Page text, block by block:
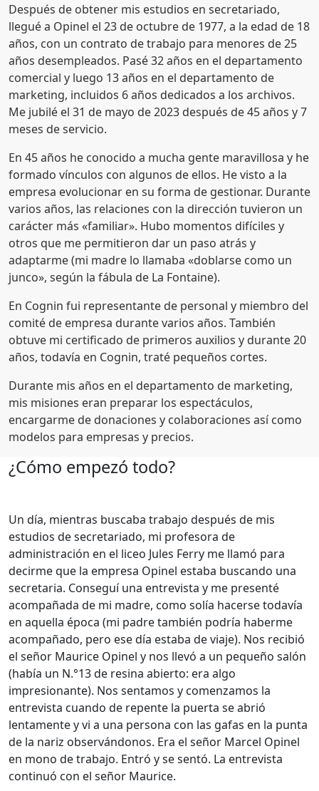
Después de obtener mis estudios en secretariado,
llegué a Opinel el 23 de octubre de 1977, a la edad de 18
años, con un contrato de trabajo para menores de 25
años desempleados. Pasé 32 años en el departamento
comercial y luego 13 años en el departamento de
marketing, incluidos 6 años dedicados a los archivos.
Me jubilé el 31 de mayo de 2023 después de 45 años y 7
meses de servicio.
En 45 años he conocido a mucha gente maravillosa y he
formado vínculos con algunos de ellos. He visto a la
empresa evolucionar en su forma de gestionar. Durante
varios años, las relaciones con la dirección tuvieron un
carácter más «familiar». Hubo momentos difíciles y
otros que me permitieron dar un paso atrás y
adaptarme (mi madre lo llamaba «doblarse como un
junco», según la fábula de La Fontaine).
En Cognin fui representante de personal y miembro del
comité de empresa durante varios años. También
obtuve mi certificado de primeros auxilios y durante 20
años, todavía en Cognin, traté pequeños cortes.
Durante mis años en el departamento de marketing,
mis misiones eran preparar los espectáculos,
encargarme de donaciones y colaboraciones así como
modelos para empresas y precios.
¿Cómo empezó todo?
Un día, mientras buscaba trabajo después de mis
estudios de secretariado, mi profesora de
administración en el liceo Jules Ferry me llamó para
decirme que la empresa Opinel estaba buscando una
secretaria. Conseguí una entrevista y me presenté
acompañada de mi madre, como solía hacerse todavía
en aquella época (mi padre también podría haberme
acompañado, pero ese día estaba de viaje). Nos recibió
el señor Maurice Opinel y nos llevó a un pequeño salón
(había un N.°13 de resina abierto: era algo
impresionante). Nos sentamos y comenzamos la
entrevista cuando de repente la puerta se abrió
lentamente y vi a una persona con las gafas en la punta
de la nariz observándonos. Era el señor Marcel Opinel
en mono de trabajo. Entró y se sentó. La entrevista
continuó con el señor Maurice.